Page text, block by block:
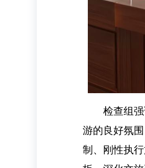
检查组
游的良好氛
制、刚性执